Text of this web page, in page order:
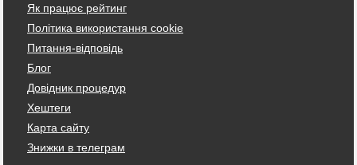
Як працює рейтинг
Політика використання cookie
Питання-відповідь
Блог
Довідник процедур
Хештеги
Карта сайту
Знижки в телеграм